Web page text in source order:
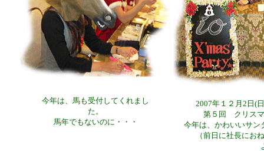
2007年１２月2日(
第５回 クリスマ
今年は、かわいいサン
（前日に社長にお
今年は、馬も受付してくれまし
た。
馬年でもないのに・・・